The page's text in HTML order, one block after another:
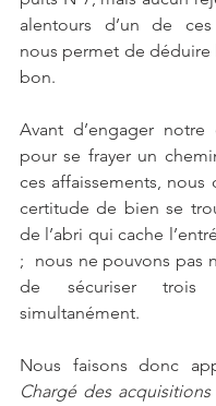
alentours d’un de ces
nous permet de déduire
bon.
Avant d’engager notre
pour se frayer un
ces affaissements, nous
certitude de bien se
de l’abri qui cache
;  nous ne pouvons pas
de sécuriser trois
simultanément.
Nous faisons donc
Chargé des